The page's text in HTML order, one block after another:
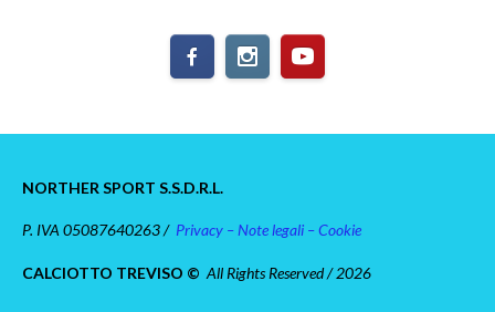
NORTHER SPORT S.S.D.R.L.
P. IVA 05087640263 / Privacy – Note legali – Cookie
CALCIOTTO TREVISO © All Rights Reserved / 2026